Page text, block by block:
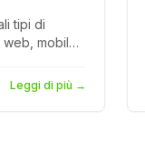
tipi di
mobile,
di costo
Leggi di più →